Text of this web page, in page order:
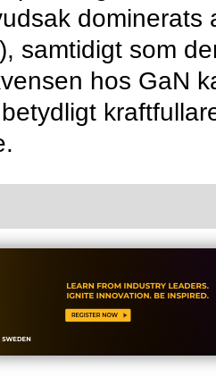
dominerats
samtidigt som
hos GaN